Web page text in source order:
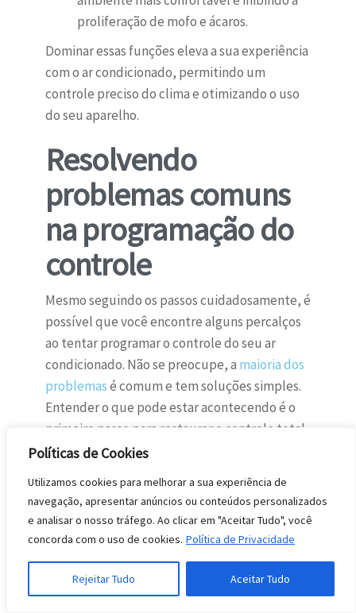
Políticas de Cookies
Utilizamos cookies para melhorar a sua experiência de
navegação, apresentar anúncios ou conteúdos personalizados
e analisar o nosso tráfego. Ao clicar em "Aceitar Tudo", você
concorda com o uso de cookies. Política de Privacidade
Rejeitar Tudo Aceitar Tudo
proliferação de mofo e ácaros.
Dominar essas funções eleva a sua experiência
com o ar condicionado, permitindo um
controle preciso do clima e otimizando o uso
do seu aparelho.
Resolvendo
problemas comuns
na programação do
controle
Mesmo seguindo os passos cuidadosamente, é
possível que você encontre alguns percalços
ao tentar programar o controle do seu ar
condicionado. Não se preocupe, a maioria dos
problemasé comum e tem soluções simples.
Entender o que pode estar acontecendo é o
primeiro passo para restaurar o controle total
do seu aparelho de climatização.
O controle não liga o ar
condicionado
Quando o controle remoto parece não ter
programação, as causas mais frequentes